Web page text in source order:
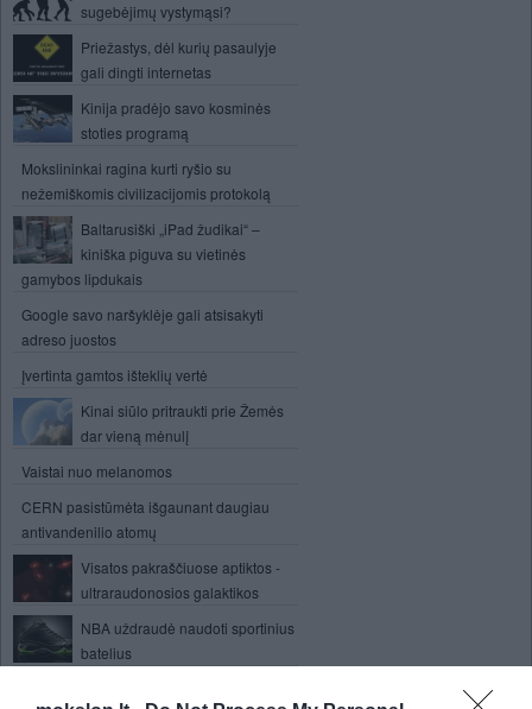
sugebėjimų vystymąsi?
Priežastys, dėl kurių pasaulyje
gali dingti internetas
Kinija pradėjo savo kosminės
stoties programą
Mokslininkai ragina kurti ryšio su
nežemiškomis civilizacijomis protokolą
Baltarusiški „iPad žudikai“ –
kiniška piguva su vietinės
gamybos lipdukais
Google savo naršyklėje gali atsisakyti
adreso juostos
Įvertinta gamtos išteklių vertė
Kinai siūlo pritraukti prie Žemės
dar vieną mėnulį
Vaistai nuo melanomos
CERN pasistūmėta išgaunant daugiau
antivandenilio atomų
Visatos pakraščiuose aptiktos -
ultraraudonosios galaktikos
NBA uždraudė naudoti sportinius
batelius